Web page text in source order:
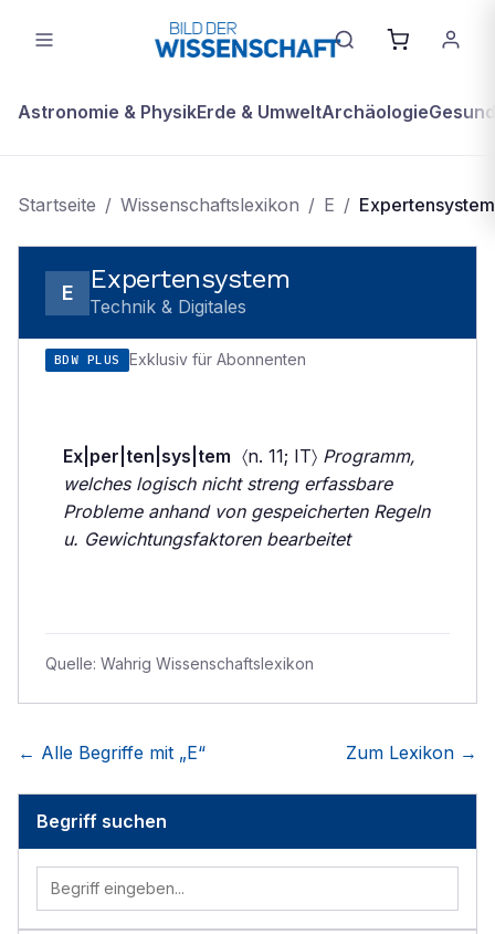
Astronomie & PhysikErde & UmweltArchäologie
Startseite / Wissenschaftslexikon / E / Expertensystem
E Expertensystem
Technik & Digitales
BDW PLUS Exklusiv für Abonnenten
Ex|per|ten|sys|tem 〈n. 11; IT〉 Programm,
welches logisch nicht streng erfassbare
Probleme anhand von gespeicherten Regeln
u. Gewichtungsfaktoren bearbeitet
Quelle: Wahrig Wissenschaftslexikon
← Alle Begriffe mit „E“ Zum Lexikon →
Begriff suchen